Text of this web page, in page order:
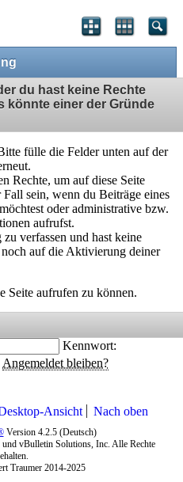
du hast keine Rechte
könnte einer der Gründe
fülle die Felder unten auf der
Rechte, um auf diese Seite
sein, wenn du Beiträge eines
oder administrative bzw.
aufrufst.
verfassen und hast keine
auf die Aktivierung deiner
Seite aufrufen zu können.
Kennwort:
Angemeldet bleiben?
Ansicht Nach oben
Version 4.2.5 (Deutsch)
vBulletin Solutions, Inc. Alle Rechte
Traumer 2014-2025